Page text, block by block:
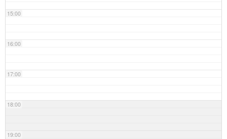
15:00
16:00
17:00
18:00
19:00